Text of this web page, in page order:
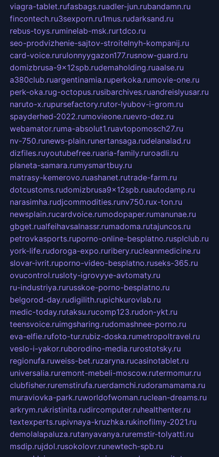
viagra-tablet.rufasbags.ruadler-jun.rubandamn.ru
fincontech.ru3sexporn.ru1mus.rudarksand.ru
rebus-toys.ruminelab-msk.rurtdco.ru
seo-prodvizhenie-sajtov-stroitelnyh-kompanij.ru
card-voice.rurulonnyygazon177.rusnow-guard.ru
domizbrusa-9x12spb.rudemaholding.ruaalse.ru
a380club.ruargentinamia.ruperkoka.rumovie-one.ru
perk-oka.rug-octopus.rusibarchives.ruandreislyusar.ru
naruto-x.rupursefactory.rutor-lyubov-i-grom.ru
spayderhed-2022.rumovieone.ruevro-dez.ru
webamator.ruma-absolut1.ruavtopomosch27.ru
nv-750.runews-plain.runertansaga.rudelanalad.ru
dizfiles.ruyoutubefree.ruaria-family.ruroadli.ru
planeta-samara.rumysmartbuy.ru
matrasy-kemerovo.ruashanet.rutrade-farm.ru
dotcustoms.rudomizbrusa9x12spb.ruautodamp.ru
narasimha.rudjcommodities.runv750.rux-ton.ru
newsplain.rucardvoice.rumodopaper.rumanunae.ru
gbget.rualfeihavsalnassr.rumadoma.rutajuncos.ru
petrovkasports.ruporno-online-besplatno.rusplclub.ru
york-life.rudoroga-expo.ruribery.rucleanmedicine.ru
slovar-ivrit.ruporno-video-besplatno.ruseks-365.ru
ovucontrol.rusloty-igrovyye-avtomaty.ru
ru-industriya.rurusskoe-porno-besplatno.ru
belgorod-day.rudigilith.rupichkurovlab.ru
medic-today.rutaksu.rucomp123.rudon-ykt.ru
teensvoice.ruimgsharing.rudomashnee-porno.ru
eva-elfie.rufoto-tur.rubiz-doska.rumetropoltravel.ru
veslo-i-yakor.ruborodino-media.rurostotsky.ru
regionufa.ruweiss-bet.ruzaryna.rucasinotablet.ru
universalia.ruremont-mebeli-moscow.rutermomur.ru
clubfisher.ruremstirufa.ruerdamchi.rudoramamama.ru
muraviovka-park.ruworldofwoman.ruclean-dreams.ru
arkrym.rukristinita.rudircomputer.ruhealthenter.ru
textexperts.rupivnaya-kruzhka.rukinofilmy-2021.ru
demolalapaluza.rutanyavanya.ruremstir-tolyatti.ru
msdip.rujdol.rusokolovr.runewtech-spb.ru